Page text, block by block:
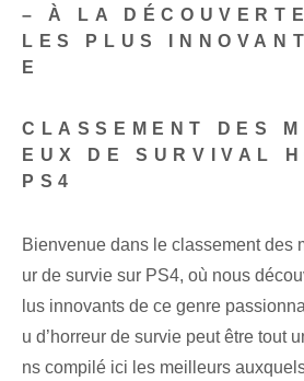
– À LA
LES PLUS
E
CLASSEMENT DES
EUX DE SURVIVAL
PS4
Bienvenue dans le classement des
ur de survie sur PS4, où nous
lus innovants de ce genre
u d’horreur de survie peut être tout
ns compilé ici les meilleurs